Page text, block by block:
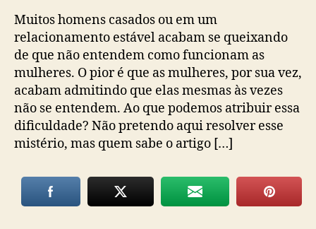
Muitos homens casados ou em um
relacionamento estável acabam se queixando
de que não entendem como funcionam as
mulheres. O pior é que as mulheres, por sua vez,
acabam admitindo que elas mesmas às vezes
não se entendem. Ao que podemos atribuir essa
dificuldade? Não pretendo aqui resolver esse
mistério, mas quem sabe o artigo […]